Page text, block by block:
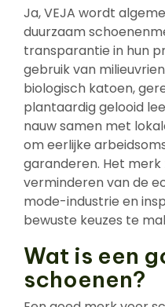
Ja, VEJA wordt
duurzaam
transparantie in hun
gebruik van
biologisch katoen,
plantaardig gelooid
nauw samen met
om eerlijke
garanderen. Het
verminderen van de
mode-industrie en
bewuste keuzes te
Wat is een
schoenen?